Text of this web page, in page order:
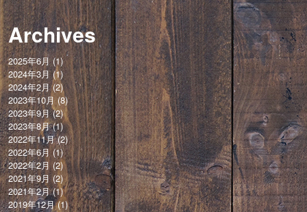
Archives
2025年6月(1)
2024年3月(1)
2024年2月(2)
2023年10月(8)
2023年9月(2)
2023年8月(1)
2022年11月(2)
2022年6月(1)
2022年2月(2)
2021年9月 (2)
2021年2月(1)
2019年12月(1)